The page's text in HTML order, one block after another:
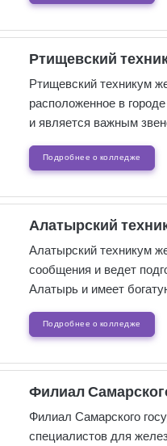
Ртищевский
Ртищевский техникум
расположенное в
и является важным
Подробнее о колледже
Алатырский
Алатырский техникум
сообщения и ведет
Алатырь и имеет
Подробнее о колледже
Филиал
Филиал Самарского
специалистов для